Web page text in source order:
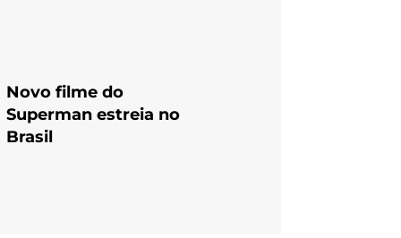
Novo filme do
Superman estreia no
Brasil